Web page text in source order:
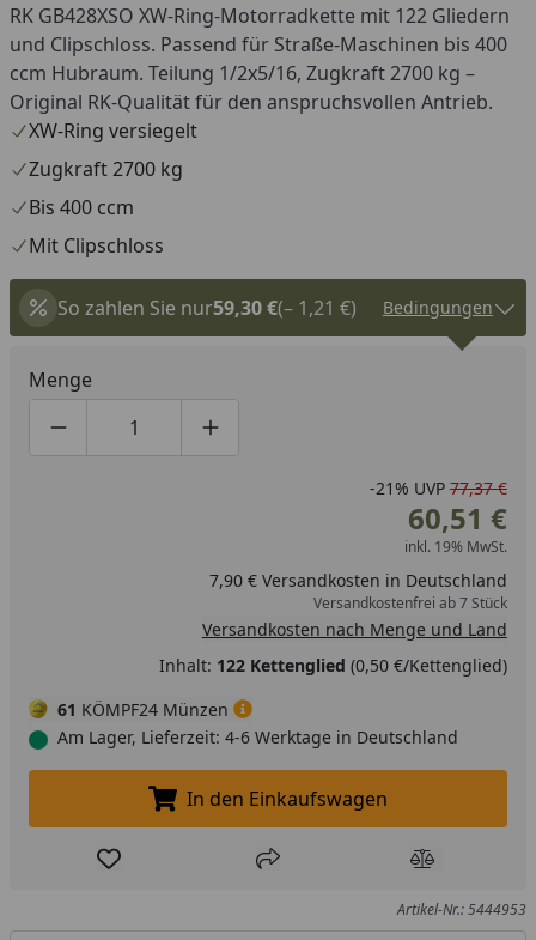
RK GB428XSO XW-Ring-Motorradkette mit 122 Gliedern
und Clipschloss. Passend für Straße-Maschinen bis 400
ccm Hubraum. Teilung 1/2x5/16, Zugkraft 2700 kg –
Original RK-Qualität für den anspruchsvollen Antrieb.
XW-Ring versiegelt
Zugkraft 2700 kg
Bis 400 ccm
Mit Clipschloss
So zahlen Sie nur59,30 €(– 1,21 €) Bedingungen
Menge
Produktmenge um eins verringern
Produktmenge manuell eingeben
Produktmenge um eins erhöhen
-21% UVP 77,37 €
60,51 €
inkl. 19% MwSt.
7,90 € Versandkosten in Deutschland
Versandkostenfrei ab 7 Stück
Versandkosten nach Menge und Land
Inhalt: 122 Kettenglied (0,50 €/Kettenglied)
61 KÖMPF24 Münzen
Am Lager, Lieferzeit: 4-6 Werktage in Deutschland
In den Einkaufswagen legen
In den Einkaufswagen
Produkt zur Wunschliste hinzufügen
Teilen Produkt
Artikel-Nr.: 5444953